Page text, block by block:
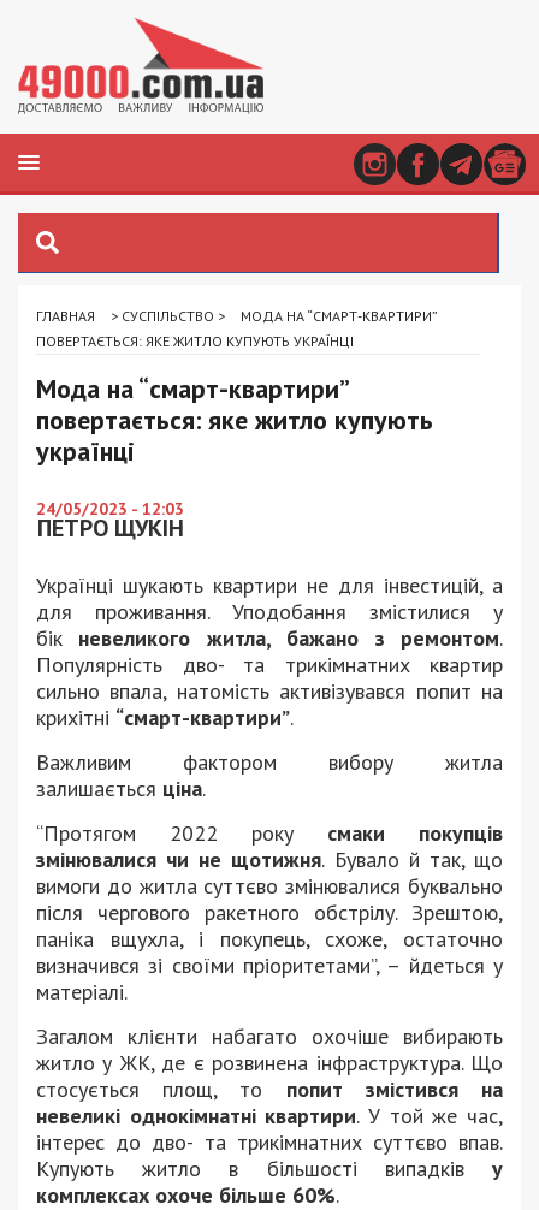
ГЛАВНАЯ > СУСПІЛЬСТВО >
МОДА НА “СМАРТ-КВАРТИРИ”
ПОВЕРТАЄТЬСЯ: ЯКЕ ЖИТЛО КУПУЮТЬ УКРАЇНЦІ
Мода на “смарт-квартири”
повертається: яке житло купують
українці
24/05/2023 - 12:03
ПЕТРО ЩУКІН
Українці шукають квартири не для інвестицій, а
для проживання. Уподобання змістилися у
бік невеликого житла, бажано з ремонтом.
Популярність дво- та трикімнатних квартир
сильно впала, натомість активізувався попит на
крихітні “смарт-квартири”.
Важливим фактором вибору житла
залишається ціна.
“Протягом 2022 року смаки покупців
змінювалися чи не щотижня. Бувало й так, що
вимоги до житла суттєво змінювалися буквально
після чергового ракетного обстрілу. Зрештою,
паніка вщухла, і покупець, схоже, остаточно
визначився зі своїми пріоритетами”, – йдеться у
матеріалі.
Загалом клієнти набагато охочіше вибирають
житло у ЖК, де є розвинена інфраструктура. Що
стосується площ, то попит змістився на
невеликі однокімнатні квартири. У той же час,
інтерес до дво- та трикімнатних суттєво впав.
Купують житло в більшості випадків у
комплексах охоче більше 60%.